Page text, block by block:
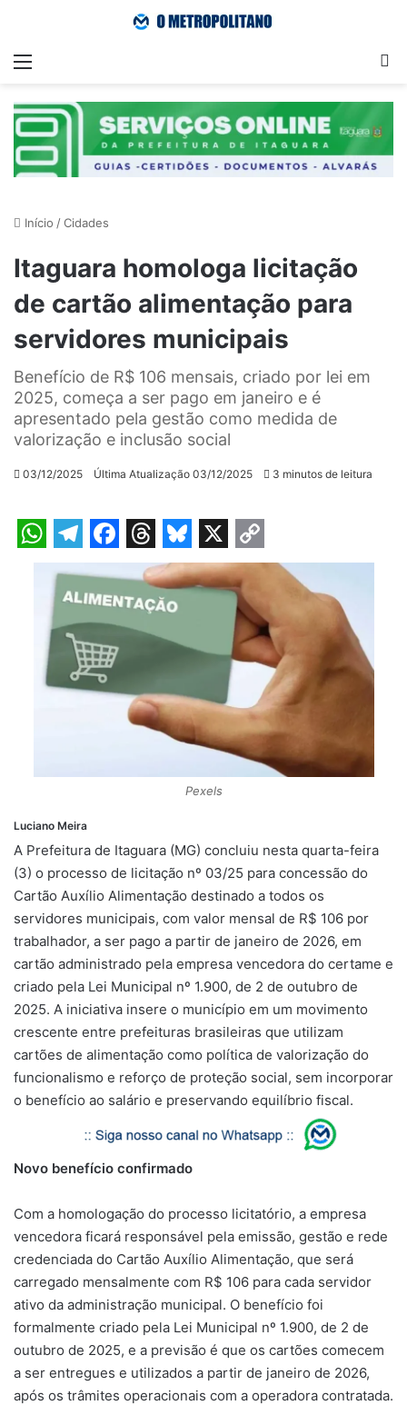
Menu
Início /Cidades
Itaguara homologa licitação
de cartão alimentação para
servidores municipais
Benefício de R$ 106 mensais, criado por lei em
2025, começa a ser pago em janeiro e é
apresentado pela gestão como medida de
valorização e inclusão social
03/12/2025 Última Atualização 03/12/2025 3 minutos de leitura
W T
e
l
e
g
F
a
c
e
b
T
h
r
a
d
s
B
l
u
e
k
y
X C
o
p
y
i
n
k
Pexels
Luciano Meira
A Prefeitura de Itaguara (MG) concluiu nesta quarta-feira
(3) o processo de licitação nº 03/25 para concessão do
Cartão Auxílio Alimentação destinado a todos os
servidores municipais, com valor mensal de R$ 106 por
trabalhador, a ser pago a partir de janeiro de 2026, em
cartão administrado pela empresa vencedora do certame e
criado pela Lei Municipal nº 1.900, de 2 de outubro de
2025. A iniciativa insere o município em um movimento
crescente entre prefeituras brasileiras que utilizam
cartões de alimentação como política de valorização do
funcionalismo e reforço de proteção social, sem incorporar
o benefício ao salário e preservando equilíbrio fiscal.
Novo benefício confirmado
Com a homologação do processo licitatório, a empresa
vencedora ficará responsável pela emissão, gestão e rede
credenciada do Cartão Auxílio Alimentação, que será
carregado mensalmente com R$ 106 para cada servidor
ativo da administração municipal. O benefício foi
formalmente criado pela Lei Municipal nº 1.900, de 2 de
outubro de 2025, e a previsão é que os cartões comecem
a ser entregues e utilizados a partir de janeiro de 2026,
após os trâmites operacionais com a operadora contratada.